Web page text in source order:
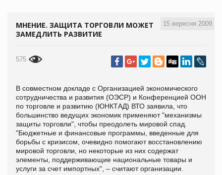
15 вересня 2009
МНЕНИЕ. ЗАЩИТА ТОРГОВЛИ МОЖЕТ
ЗАМЕДЛИТЬ РАЗВИТИЕ
575
В совместном докладе с Организацией экономического
сотрудничества и развития (ОЭСР) и Конференцией ООН
по торговле и развитию (ЮНКТАД) ВТО заявила, что
большинство ведущих экономик применяют "механизмы
защиты торговли", чтобы преодолеть мировой спад.
"Бюджетные и финансовые программы, введенные для
борьбы с кризисом, очевидно помогают восстановлению
мировой торговли, но некоторые из них содержат
элементы, поддерживающие национальные товары и
услуги за счет импортных", – считают организации.